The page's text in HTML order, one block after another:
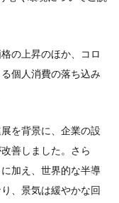
の上昇のほか、コロ
個人消費の落ち込み
を背景に、企業の設
善しました。さら
加え、世界的な半導
、景気は緩やかな回